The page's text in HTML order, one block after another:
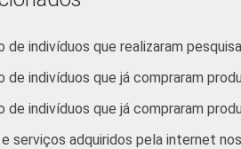
FAMILIAR
de indivíduos que realizaram
de indivíduos que já compraram
de indivíduos que já compraram
serviços adquiridos pela internet